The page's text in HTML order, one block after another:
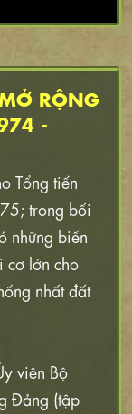
RỘNG
-
Tổng tiến
trong bối
những biến
cơ lớn cho
nhất đất
viên Bộ
Đảng (tập